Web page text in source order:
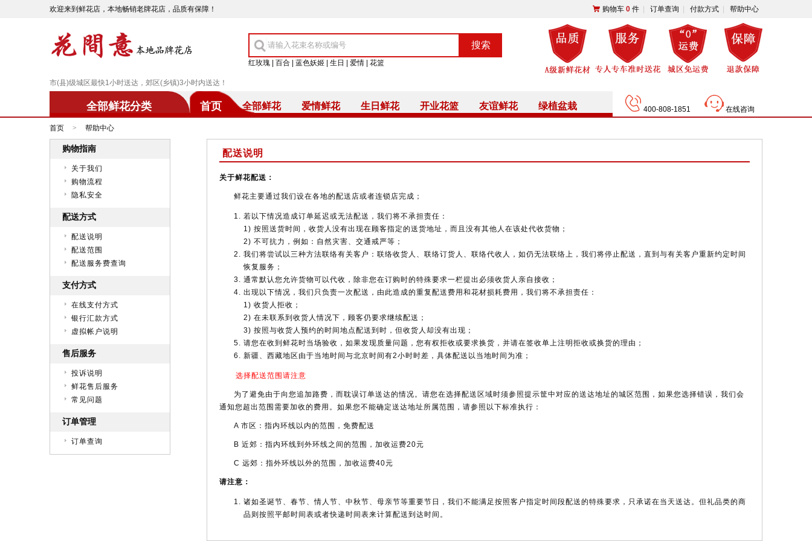
欢迎来到鲜花店，本地畅销老牌花店，品质有保障！ 购物车 0 件 订单查询 付款方式 帮助中心
红玫瑰 百合 蓝色妖姬 生日 爱情 花篮
市(县)级城区最快1小时送达，郊区(乡镇)3小时内送达！
全部鲜花分类 首页 全部鲜花 爱情鲜花 生日鲜花 开业花篮 友谊鲜花 绿植盆栽 400-808-1851 在线咨询
首页 > 帮助中心
购物指南
关于我们
购物流程
隐私安全
配送方式
配送说明
配送范围
配送服务费查询
支付方式
在线支付方式
银行汇款方式
虚拟帐户说明
售后服务
投诉说明
鲜花售后服务
常见问题
订单管理
订单查询
配送说明
关于鲜花配送：
鲜花主要通过我们设在各地的配送店或者连锁店完成；
若以下情况造成订单延迟或无法配送，我们将不承担责任：
1) 按照送货时间，收货人没有出现在顾客指定的送货地址，而且没有其他人在该处代收货物；
2) 不可抗力，例如：自然灾害、交通戒严等；
我们将尝试以三种方法联络有关客户：联络收货人、联络订货人、联络代收人，如仍无法联络上，我们将停止配送，直到与有关客户重新约定时间
恢复服务；
通常默认您允许货物可以代收，除非您在订购时的特殊要求一栏提出必须收货人亲自接收；
出现以下情况，我们只负责一次配送，由此造成的重复配送费用和花材损耗费用，我们将不承担责任：
1) 收货人拒收；
2) 在未联系到收货人情况下，顾客仍要求继续配送；
3) 按照与收货人预约的时间地点配送到时，但收货人却没有出现；
请您在收到鲜花时当场验收，如果发现质量问题，您有权拒收或要求换货，并请在签收单上注明拒收或换货的理由；
新疆、西藏地区由于当地时间与北京时间有2小时时差，具体配送以当地时间为准；
选择配送范围请注意
为了避免由于向您追加路费，而耽误订单送达的情况。请您在选择配送区域时须参照提示筐中对应的送达地址的城区范围，如果您选择错误，我们会
通知您超出范围需要加收的费用。如果您不能确定送达地址所属范围，请参照以下标准执行：
A 市区：指内环线以内的范围，免费配送
B 近郊：指内环线到外环线之间的范围，加收运费20元
C 远郊：指外环线以外的范围，加收运费40元
请注意：
诸如圣诞节、春节、情人节、中秋节、母亲节等重要节日，我们不能满足按照客户指定时间段配送的特殊要求，只承诺在当天送达。但礼品类的商
品则按照平邮时间表或者快递时间表来计算配送到达时间。